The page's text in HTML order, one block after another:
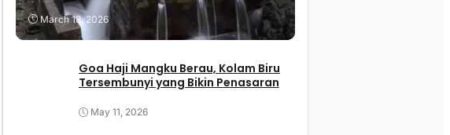
March 13, 2026
Goa Haji Mangku Berau, Kolam Biru
Tersembunyi yang Bikin Penasaran
May 11, 2026